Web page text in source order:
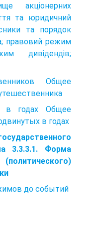
акціонерних
та юридичний
та порядок
правовий режим
дивідендів;
Общее
в годах Общее
в годах
3.3.3.1. Форма
до событий